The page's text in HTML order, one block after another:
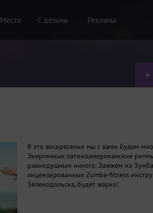
Места С детьми Реклама
В это воскресенье мы с вами будем
Энергичные латиноамериканские
равнодушным никого. Зажжем на
лицензированных Zumba-fitness
Зеленодольска, будет жарко!